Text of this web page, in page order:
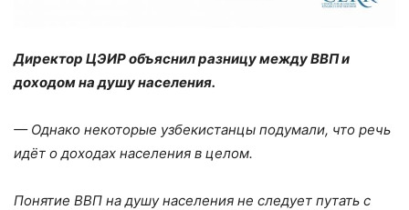
Директор ЦЭИР объяснил разницу между ВВП и
доходом на душу населения.
— Однако некоторые узбекистанцы подумали, что речь
идёт о доходах населения в целом.
Понятие ВВП на душу населения не следует путать с